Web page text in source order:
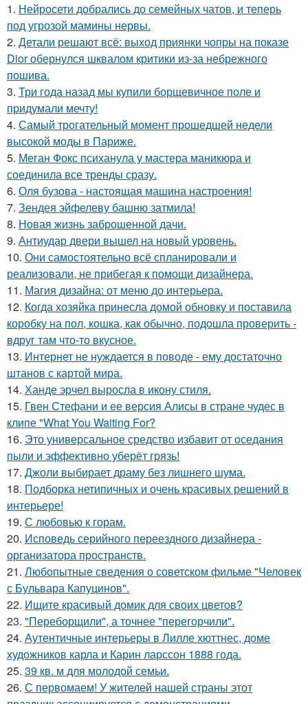
1. Нейросети добрались до семейных чатов, и теперь
под угрозой мамины нервы.
2. Детали решают всё: выход приянки чопры на показе
Dior обернулся шквалом критики из-за небрежного
пошива.
3. Три года назад мы купили борщевичное поле и
придумали мечту!
4. Самый трогательный момент прошедшей недели
высокой моды в Париже.
5. Меган Фокс психанула у мастера маникюра и
соединила все тренды сразу.
6. Оля бузова - настоящая машина настроения!
7. Зендея эйфелеву башню затмила!
8. Новая жизнь заброшенной дачи.
9. Антиудар двери вышел на новый уровень.
10. Они самостоятельно всё спланировали и
реализовали, не прибегая к помощи дизайнера.
11. Магия дизайна: от меню до интерьера.
12. Когда хозяйка принесла домой обновку и поставила
коробку на пол, кошка, как обычно, подошла проверить -
вдруг там что-то вкусное.
13. Интернет не нуждается в поводе - ему достаточно
штанов с картой мира.
14. Ханде эрчел выросла в икону стиля.
15. Гвен Стефани и ее версия Алисы в стране чудес в
клипе "What You Waiting For?
16. Это универсальное средство избавит от оседания
пыли и эффективно уберёт грязь!
17. Джоли выбирает драму без лишнего шума.
18. Подборка нетипичных и очень красивых решений в
интерьере!
19. С любовью к горам.
20. Исповедь серийного переездного дизайнера -
организатора пространств.
21. Любопытные сведения о советском фильме "Человек
с Бульвара Капуцинов".
22. Ищите красивый домик для своих цветов?
23. "Переборщили", а точнее "перегорчили".
24. Аутентичные интерьеры в Лилле хюттнес, доме
художников карла и Карин ларссон 1888 года.
25. 39 кв. м для молодой семьи.
26. С первомаем! У жителей нашей страны этот